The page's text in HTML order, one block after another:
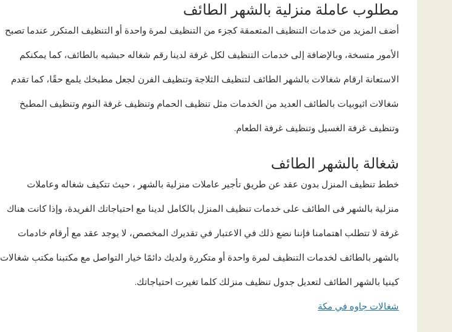
مطلوب عاملة منزلية بالشهر الطائف
أضف المزيد من خدمات التنظيف المتعمقة كجزء من التنظيف لمرة واحدة أو التنظيف المتكرر عندما تصبح
الأمور متسخة، وبالإضافة إلى خدمات التنظيف لكل غرفة لدينا رقم شغاله حبشيه بالطائف، كما يمكنكم
الاستعانة ارقام شغالات بالشهر الطائف لتنظيف الثلاجة وتنظيف الفرن لجعل مطبخك يلمع حقًا، كما تقدم
شغالات اثيوبيات بالطائف العديد من الخدمات مثل تنظيف الحمام وتنظيف غرفة النوم وتنظيف المطبخ
وتنظيف غرفة الغسيل وتنظيف غرفة الطعام.
شغالة بالشهر الطائف
خطط تنظيف المنزل بدون عقد عن طريق تأجير عاملات منزلية بالشهر ، حيث تتكيف شغاله وعاملات
منزلية بالشهر فى الطائف على خدمات تنظيف المنزل بالكامل لدينا مع احتياجاتك الفريدة، وإذا كانت هناك
غرفة لا تتطلب اهتمامنا فإننا نضع ذلك في الاعتبار في تقديرك المخصص، لا يوجد عقد مع أرقام خادمات
بالشهر بالطائف لخدمات التنظيف لمرة واحدة أو متكررة ولديك دائمًا خيار التواصل مع مكتبنا مكتب شغالات
كينيا بالشهر الطائف لتعديل جدول تنظيف منزلك كلما تغيرت احتياجاتك.
شغالات جاوه في مكة